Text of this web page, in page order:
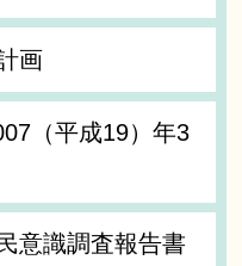
画
（平成19）年3
意識調査報告書